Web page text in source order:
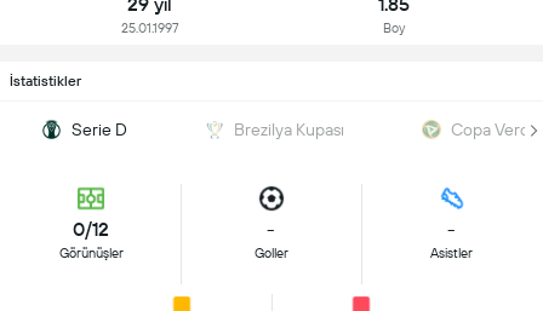
25.01.1997 Boy
İstatistikler
Serie D Brezilya Kupası Copa Verde
0/12
Görünüşler
-
Goller
-
Asistler